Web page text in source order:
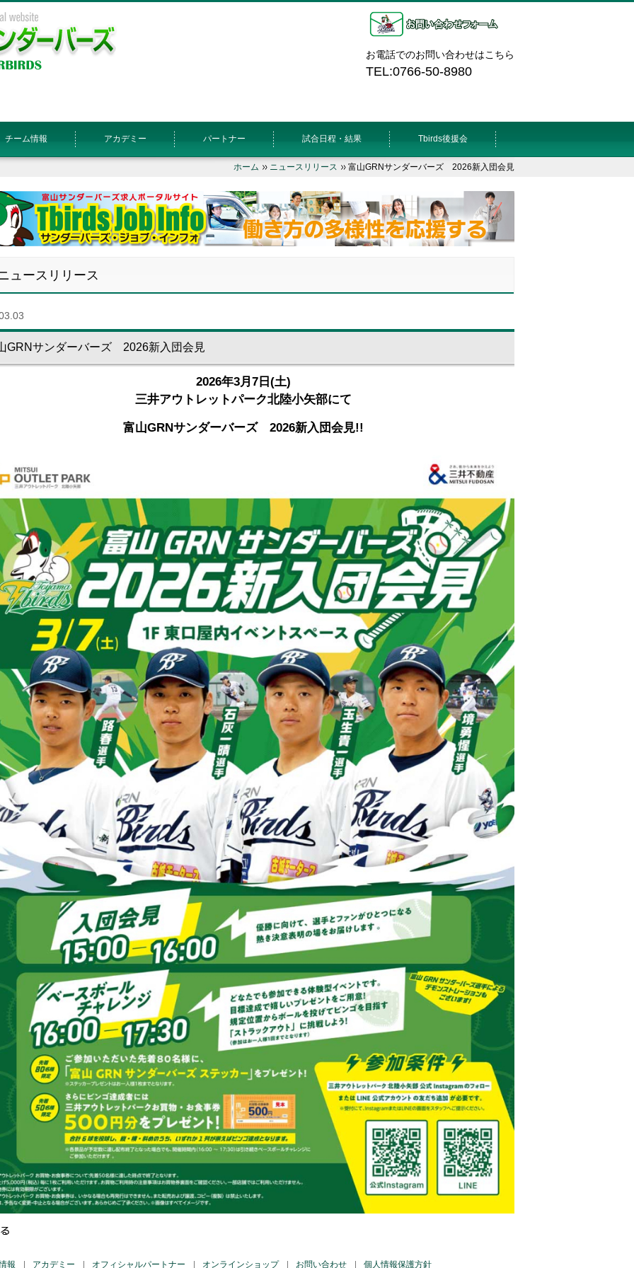
お電話でのお問い合わせはこちら
TEL:0766-50-8980
チーム情報 アカデミー パートナー 試合日程・結果 Tbirds後援会
ホーム ニュースリリース 富山GRNサンダーバーズ 2026新入団会見
ュースリリース
GRNサンダーバーズ 2026新入団会見
2026年3月7日(土)
三井アウトレットパーク北陸小矢部にて
富山GRNサンダーバーズ 2026新入団会見!!
報 アカデミー オフィシャルパートナー オンラインショップ お問い合わせ 個人情報保護方針